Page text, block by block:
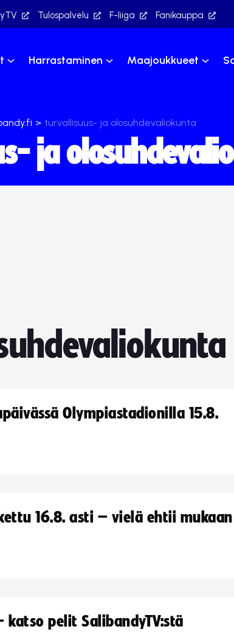
Tulospalvelu F-liiga Fanikauppa
Harrastaminen Maajoukkueet
> turvallisuus- ja olosuhdevaliokunta
ja
Olympiastadionilla 15.8.
16.8. asti – vielä ehtii mukaan
pelit SalibandyTV:stä